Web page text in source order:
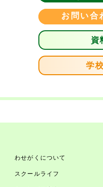
お問い合
資
学
わせがくについて
スクールライフ